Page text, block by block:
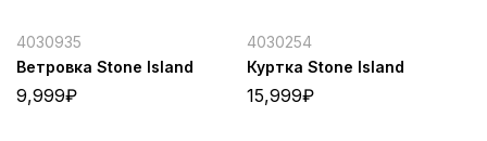
4030935
Ветровка Stone Island
9,999₽
4030254
Куртка Stone Island
15,999₽